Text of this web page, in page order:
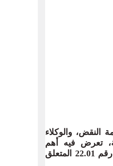
النقض، والوكلاء
تعرض فيه أهم
المستجدات التشريعية التي جاء بها القانون رقم 03.23 المغير والمتمم للقانون رقم 22.01 المتعلق